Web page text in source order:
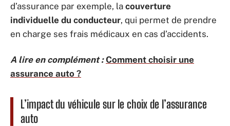
d’assurance par exemple, la couverture
individuelle du conducteur, qui permet de prendre
en charge ses frais médicaux en cas d’accidents.
A lire en complément : Comment choisir une
assurance auto ?
L’impact du véhicule sur le choix de l’assurance
auto